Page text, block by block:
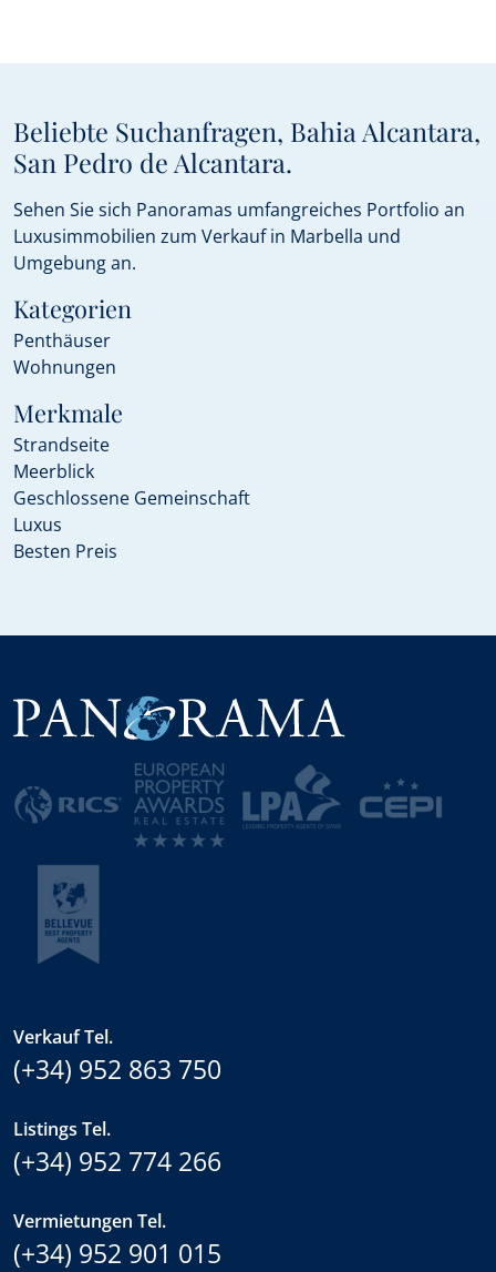
Beliebte Suchanfragen, Bahia Alcantara,
San Pedro de Alcantara.
Sehen Sie sich Panoramas umfangreiches Portfolio an
Luxusimmobilien zum Verkauf in Marbella und
Umgebung an.
Kategorien
Penthäuser
Wohnungen
Merkmale
Strandseite
Meerblick
Geschlossene Gemeinschaft
Luxus
Besten Preis
Verkauf Tel.
(+34) 952 863 750
Listings Tel.
(+34) 952 774 266
Vermietungen Tel.
(+34) 952 901 015